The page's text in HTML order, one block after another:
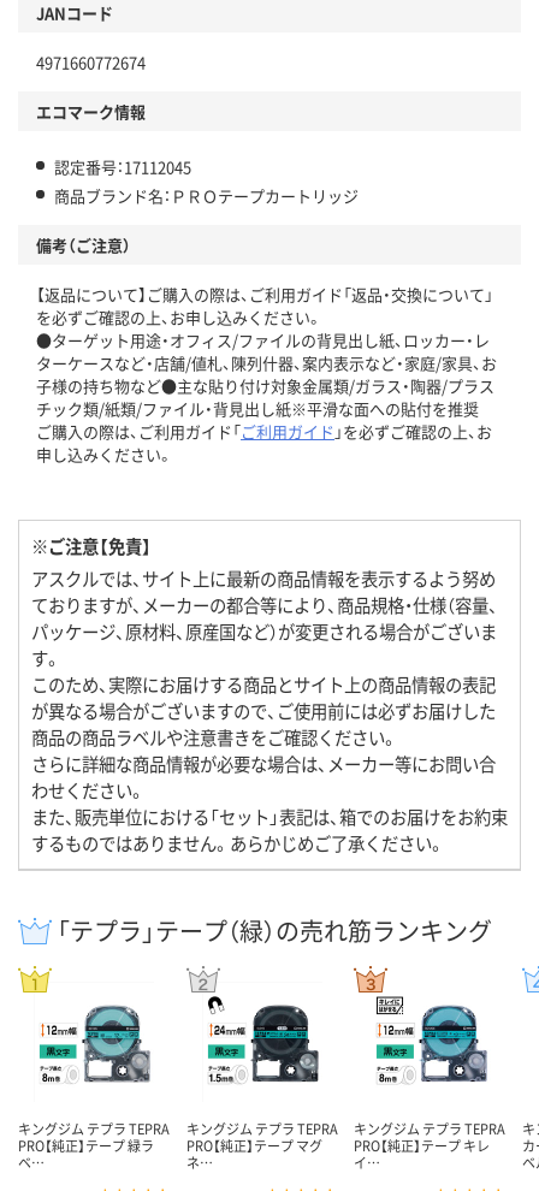
JANコード
4971660772674
エコマーク情報
認定番号：17112045
商品ブランド名：ＰＲＯテープカートリッジ
備考（ご注意）
【返品について】ご購入の際は、ご利用ガイド「返品・交換について」
を必ずご確認の上、お申し込みください。
●ターゲット用途・オフィス/ファイルの背見出し紙、ロッカー・レ
ターケースなど・店舗/値札、陳列什器、案内表示など・家庭/家具、お
子様の持ち物など●主な貼り付け対象金属類/ガラス・陶器/プラス
チック類/紙類/ファイル・背見出し紙※平滑な面への貼付を推奨
ご購入の際は、ご利用ガイド「ご利用ガイド 」を必ずご確認の上、お
申し込みください。
※ご注意【免責】
アスクルでは、サイト上に最新の商品情報を表示するよう努め
ておりますが、メーカーの都合等により、商品規格・仕様（容量、
パッケージ、原材料、原産国など）が変更される場合がございま
す。
このため、実際にお届けする商品とサイト上の商品情報の表記
が異なる場合がございますので、ご使用前には必ずお届けした
商品の商品ラベルや注意書きをご確認ください。
さらに詳細な商品情報が必要な場合は、メーカー等にお問い合
わせください。
また、販売単位における「セット」表記は、箱でのお届けをお約束
するものではありません。あらかじめご了承ください。
「テプラ」テープ（緑）の売れ筋ランキング
キングジム テプラ TEPRA
PRO【純正】テープ 緑ラ
ベ…
キングジム テプラ TEPRA
PRO【純正】テープ マグ
ネ…
キングジム テプラ TEPRA
PRO【純正】テープ キレ
イ…